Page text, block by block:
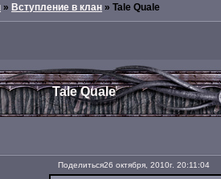
»Вступление в клан »Tale Quale
Tale Quale
Поделиться26 октября, 2010г. 20:11:04